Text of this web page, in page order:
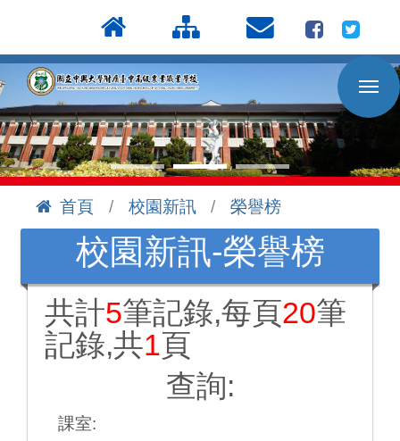
到
主
要
內
容
區
首頁 校園新訊
榮譽榜
校園新訊-榮譽榜
共計5筆記錄,每頁20筆
記錄,共1頁
查詢:
課室: